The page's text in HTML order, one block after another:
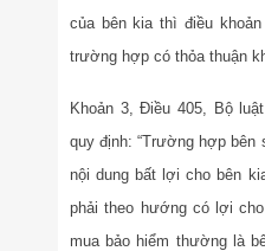
của bên kia thì điều
trường hợp có thỏa thuận
Khoản 3, Điều 405, Bộ
quy định: “Trường hợp bên
nội dung bất lợi cho bên
phải theo hướng có lợi
mua bảo hiểm thường là